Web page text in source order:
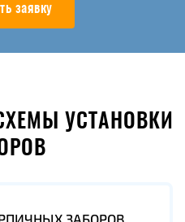
заявку
УСТАНОВКИ